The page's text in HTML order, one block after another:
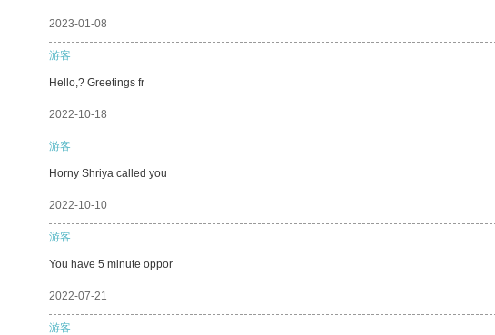
2023-01-08
游客
Hello,? Greetings fr
2022-10-18
游客
Horny Shriya called you
2022-10-10
游客
You have 5 minute oppor
2022-07-21
游客